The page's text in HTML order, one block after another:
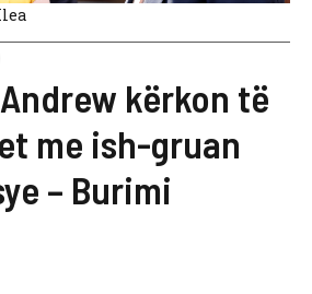
kërkon të
me ish-gruan
– Burimi